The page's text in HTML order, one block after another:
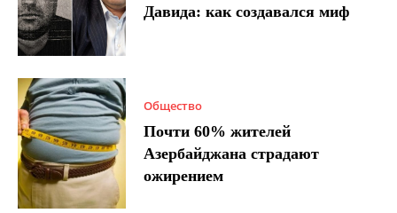
Давида: как создавался миф
Общество
Почти 60% жителей
Азербайджана страдают
ожирением